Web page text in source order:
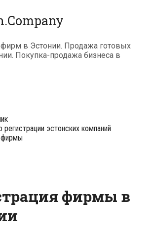
фирм в Эстонии. Продажа готовых
Покупка-продажа бизнеса в
регистрации эстонских компаний
фирмы
фирмы в